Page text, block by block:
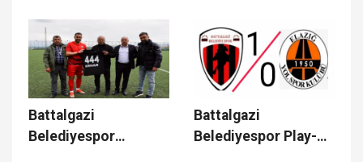
Ediyor
Battalgazi
Belediyespor
Battalgazi
Belediyespor Play-